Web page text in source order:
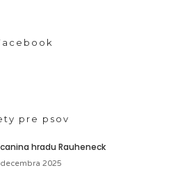
pre psov
hradu Rauheneck
2025